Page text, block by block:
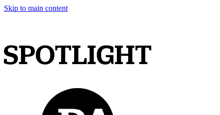
Skip to main content